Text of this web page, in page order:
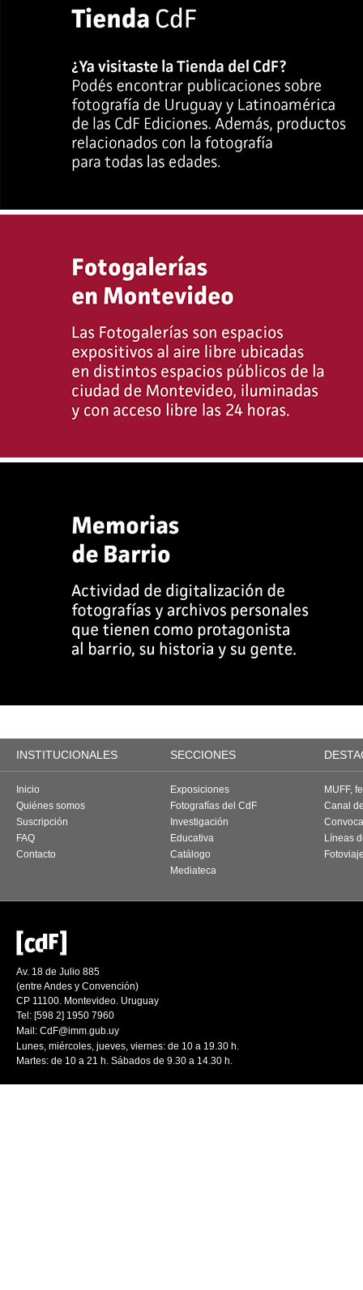
INSTITUCIONALES SECCIONES
Inicio
Quiénes somos
Suscripción
FAQ
Contacto
Exposiciones
Fotografías del CdF
Investigación
Educativa
Catálogo
Mediateca
MUFF,
Canal
Líneas
Av. 18 de Julio 885
(entre Andes y Convención)
CP 11100. Montevideo. Uruguay
Tel: [598 2] 1950 7960
Mail: CdF@imm.gub.uy
Lunes, miércoles, jueves, viernes: de 10 a 19.30 h.
Martes: de 10 a 21 h. Sábados de 9.30 a 14.30 h.